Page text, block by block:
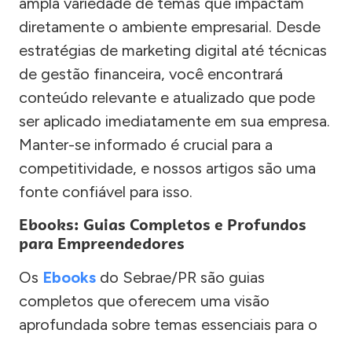
diretamente o ambiente empresarial. Desde
estratégias de marketing digital até técnicas
de gestão financeira, você encontrará
conteúdo relevante e atualizado que pode
ser aplicado imediatamente em sua empresa.
Manter-se informado é crucial para a
competitividade, e nossos artigos são uma
fonte confiável para isso.
Ebooks: Guias Completos e Profundos
para Empreendedores
Os Ebooks do Sebrae/PR são guias
completos que oferecem uma visão
aprofundada sobre temas essenciais para o